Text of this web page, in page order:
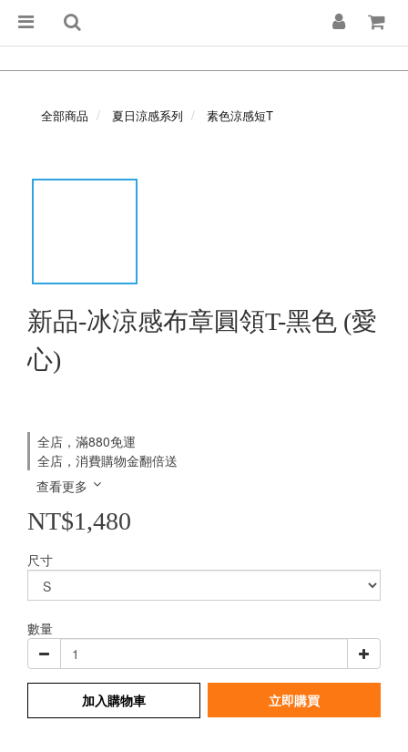
全部商品 夏日涼感系列 素色涼感短T
新品-冰涼感布章圓領T-黑色 (愛
心)
全店，滿880免運
全店，消費購物金翻倍送
查看更多
NT$1,480
尺寸
數量
加入購物車 立即購買